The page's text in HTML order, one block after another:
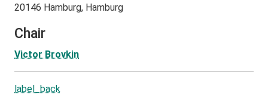
20146 Hamburg, Hamburg
Chair
Victor Brovkin
label_back